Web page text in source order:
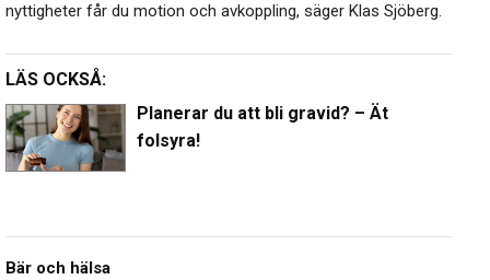
nyttigheter får du motion och avkoppling, säger Klas Sjöberg.
LÄS OCKSÅ:
Planerar du att bli gravid? – Ät
folsyra!
Bär och hälsa